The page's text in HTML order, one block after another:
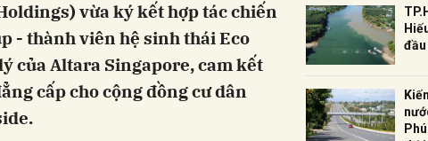
vừa ký kết hợp tác chiến
- thành viên hệ sinh thái Eco
của Altara Singapore, cam kết
cấp cho cộng đồng cư dân
đầu